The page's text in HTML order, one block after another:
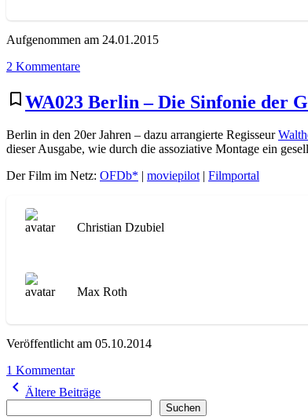
Aufgenommen am 24.01.2015
2 Kommentarezu
Die
freudlose
bookmark_border WA023 Berlin – Die Sinfonie der
Berlin in den 20er Jahren – dazu arrangierte Regisseur
dieser Ausgabe, wie durch die assoziative Montage ein
Der Film im Netz: OFDb* moviepilot| Filmportal
Christian Dzubiel
Max Roth
Veröffentlicht am 05.10.2014
1 Kommentarzu
Berlin
–
Beitragsnavigation
navigate_before Ältere Beiträge
Suchen